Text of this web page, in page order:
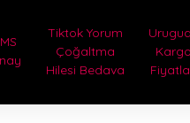
Tiktok Yorum
Çoğaltma
Hilesi Bedava
Kargo